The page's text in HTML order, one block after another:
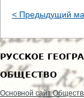
< Предыдущий
РУССКОЕ
ОБЩЕСТВО
Основной сайт